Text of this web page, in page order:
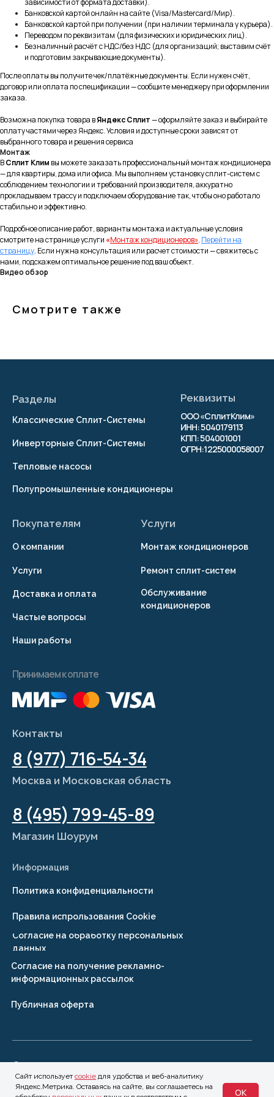
Сайт используетcookie для удобства и веб-аналитику
Яндекс.Метрика. Оставаясь на сайте, вы соглашаетесь на
OK
зависимости от формата доставки).
Банковской картой онлайн на сайте (Visa/Mastercard/Мир).
Банковской картой при получении (при наличии терминала у курьера).
Переводом по реквизитам (для физических и юридических лиц).
Безналичный расчёт с НДС/без НДС (для организаций; выставим счёт
и подготовим закрывающие документы).
После оплаты вы получите чек/платёжные документы. Если нужен счёт,
договор или оплата по спецификации — сообщите менеджеру при оформлении
заказа.
Возможна покупка товара вЯндекс Сплит— оформляйте заказ и выбирайте
оплату частями через Яндекс. Условия и доступные сроки зависят от
выбранного товара и решения сервиса
Монтаж
ВСплит Клим вы можете заказать профессиональный монтаж кондиционера
— для квартиры, дома или офиса. Мы выполняем установку сплит-систем с
соблюдением технологии и требований производителя, аккуратно
прокладываем трассу и подключаем оборудование так, чтобы оно работало
стабильно и эффективно.
Подробное описание работ, варианты монтажа и актуальные условия
смотрите на странице услуги «Монтаж кондиционеров». Перейти на
страницу. Если нужна консультация или расчет стоимости — свяжитесь с
нами, подскажем оптимальное решение под ваш объект.
Видео обзор
Смотрите также
© 2026 г. Копирование
запрещено
Москва и Московская область
Политика конфиденциальности
Разработка сайта
Согласие на обработку персональных
данных
Согласие на получение рекламно-
информационных рассылок
Магазин Шоурум
8 (495) 799-45-89